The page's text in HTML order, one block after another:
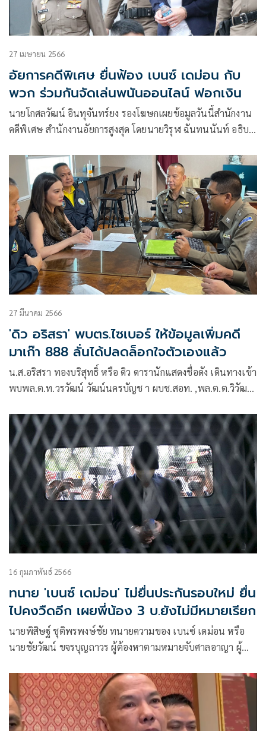
27 เมษายน 2566
อัยการคดีพิเศษ ยื่นฟ้อง เบนซ์ เดม่อน กับ
พวก ร่วมกันจัดเล่นพนันออนไลน์ ฟอกเงิน
นายโกศลวัฒน์ อินทุจันทร์ยง รองโฆษกเผยข้อมูลวันนี้สำนักงาน
คดีพิเศษ สำนักงานอัยการสูงสุด โดยนายวิรุฬ ฉันทนนันท์ อธิบดี
หมายเลขดำ อ. 1140 / 2566 ต่อศาลอาญา
27 มีนาคม 2566
'ดิว อริสรา' พบตร.ไซเบอร์ ให้ข้อมูลเพิ่มคดี
มาเก๊า 888 ลั่นได้ปลดล็อกใจตัวเองแล้ว
น.ส.อริสรา ทองบริสุทธิ์ หรือ ดิว ดารานักแสดงชื่อดัง เดินทางเข้า
พบพล.ต.ท.วรวัฒน์ วัฒน์นครบัญช า ผบช.สอท. ,พล.ต.ต.วิวัฒน์
พล.ต.ต.สถิตย์ พรมอุทัย ผบก.สอท.3 เพื่อให้ถ้อยคำและยืนยันคำ
ให้การกับพนักงานสอบสวนในฐานะพยาน
16 กุมภาพันธ์ 2566
ทนาย 'เบนซ์ เดม่อน' ไม่ยื่นประกันรอบใหม่ ยื่น
ไปคงวืดอีก เผยพี่น้อง 3 บ.ยังไม่มีหมายเรียก
นายพิสิษฐ์ ชุติพรพงษ์ชัย ทนายความของ เบนซ์ เดม่อน หรือ
นายชัยวัฒน์ ขจรบุญถาวร ผู้ต้องหาตามหมายจับศาลอาญา ผู้
ประกาศการโฆษณา หรือ โดยทางตรงหรือทางอ้อมให้ผู้อื่นเข้า
เล่นหรือเข้าพนันในการเล่นซึ่งมิได้รับอนุญาตจากเจ้าพนักงาน
ร่วมกันฟอกเงิน